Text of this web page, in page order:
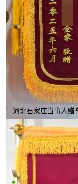
河北石家庄当事人赠